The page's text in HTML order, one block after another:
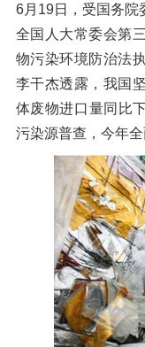
新闻资讯
走进洁普
联系我们
6月19日，受国务院
全国人大常委会第
物污染环境防治法
李干杰透露，我国
体废物进口量同比
污染源普查，今年全